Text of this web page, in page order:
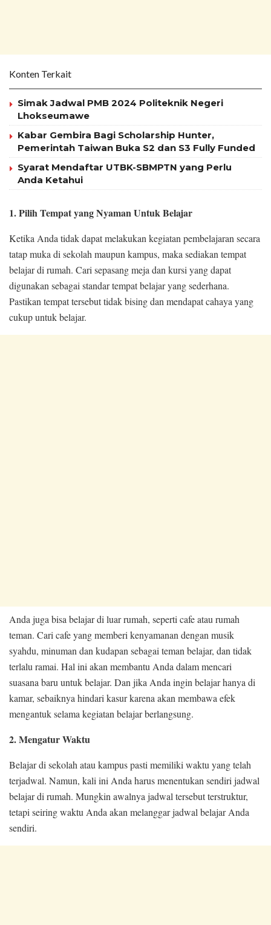
Konten Terkait
Simak Jadwal PMB 2024 Politeknik Negeri
Lhokseumawe
Kabar Gembira Bagi Scholarship Hunter,
Pemerintah Taiwan Buka S2 dan S3 Fully Funded
Syarat Mendaftar UTBK-SBMPTN yang Perlu
Anda Ketahui
1. Pilih Tempat yang Nyaman Untuk Belajar
Ketika Anda tidak dapat melakukan kegiatan pembelajaran secara
tatap muka di sekolah maupun kampus, maka sediakan tempat
belajar di rumah. Cari sepasang meja dan kursi yang dapat
digunakan sebagai standar tempat belajar yang sederhana.
Pastikan tempat tersebut tidak bising dan mendapat cahaya yang
cukup untuk belajar.
Anda juga bisa belajar di luar rumah, seperti cafe atau rumah
teman. Cari cafe yang memberi kenyamanan dengan musik
syahdu, minuman dan kudapan sebagai teman belajar, dan tidak
terlalu ramai. Hal ini akan membantu Anda dalam mencari
suasana baru untuk belajar. Dan jika Anda ingin belajar hanya di
kamar, sebaiknya hindari kasur karena akan membawa efek
mengantuk selama kegiatan belajar berlangsung.
2. Mengatur Waktu
Belajar di sekolah atau kampus pasti memiliki waktu yang telah
terjadwal. Namun, kali ini Anda harus menentukan sendiri jadwal
belajar di rumah. Mungkin awalnya jadwal tersebut terstruktur,
tetapi seiring waktu Anda akan melanggar jadwal belajar Anda
sendiri.